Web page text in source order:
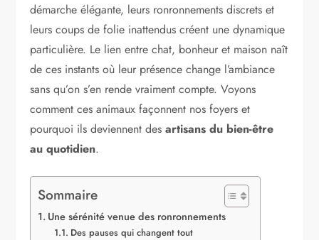
démarche élégante, leurs ronronnements discrets et
leurs coups de folie inattendus créent une dynamique
particulière. Le lien entre chat, bonheur et maison naît
de ces instants où leur présence change l’ambiance
sans qu’on s’en rende vraiment compte. Voyons
comment ces animaux façonnent nos foyers et
pourquoi ils deviennent desartisans du bien-être
au quotidien.
Sommaire
Une sérénité venue des ronronnements
Des pauses qui changent tout